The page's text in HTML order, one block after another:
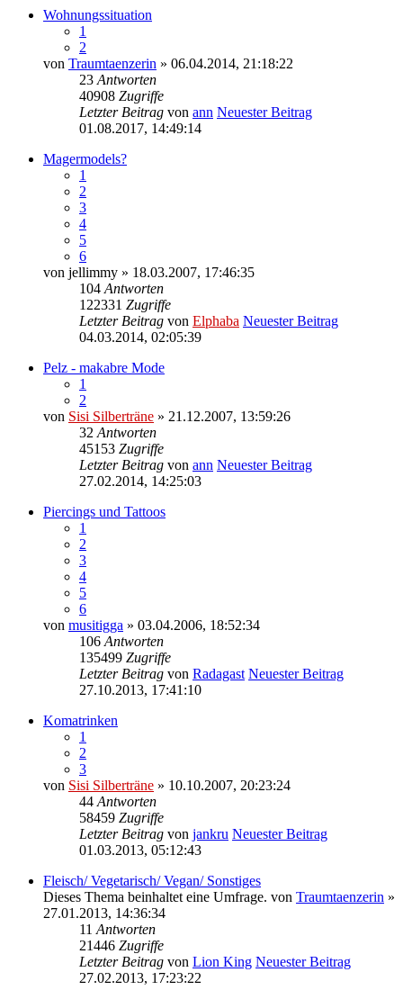
Wohnungssituation
1
2
von Traumtaenzerin » 06.04.2014, 21:18:22
23 Antworten
40908 Zugriffe
Letzter Beitrag von ann Neuester Beitrag
01.08.2017, 14:49:14
Magermodels?
1
2
3
4
5
6
von jellimmy » 18.03.2007, 17:46:35
104 Antworten
122331 Zugriffe
Letzter Beitrag von Elphaba Neuester Beitrag
04.03.2014, 02:05:39
Pelz - makabre Mode
1
2
von Sisi Silberträne » 21.12.2007, 13:59:26
32 Antworten
45153 Zugriffe
Letzter Beitrag von ann Neuester Beitrag
27.02.2014, 14:25:03
Piercings und Tattoos
1
2
3
4
5
6
von musitigga » 03.04.2006, 18:52:34
106 Antworten
135499 Zugriffe
Letzter Beitrag von Radagast Neuester Beitrag
27.10.2013, 17:41:10
Komatrinken
1
2
3
von Sisi Silberträne » 10.10.2007, 20:23:24
44 Antworten
58459 Zugriffe
Letzter Beitrag von jankru Neuester Beitrag
01.03.2013, 05:12:43
Fleisch/ Vegetarisch/ Vegan/ Sonstiges
Dieses Thema beinhaltet eine Umfrage. von Traumtaenzerin »
27.01.2013, 14:36:34
11 Antworten
21446 Zugriffe
Letzter Beitrag von Lion King Neuester Beitrag
27.02.2013, 17:23:22